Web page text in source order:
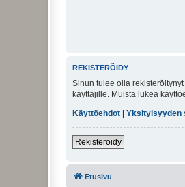
REKISTERÖIDY
Sinun tulee olla
käyttäjille. Muista lukea
Käyttöehdot
Yksityisyyden
Rekisteröidy
Etusivu